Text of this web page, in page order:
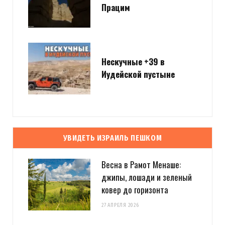
Працим
Нескучные +39 в
Иудейской пустыне
УВИДЕТЬ ИЗРАИЛЬ ПЕШКОМ
Весна в Рамот Менаше:
джипы, лошади и зеленый
ковер до горизонта
27 АПРЕЛЯ 2026